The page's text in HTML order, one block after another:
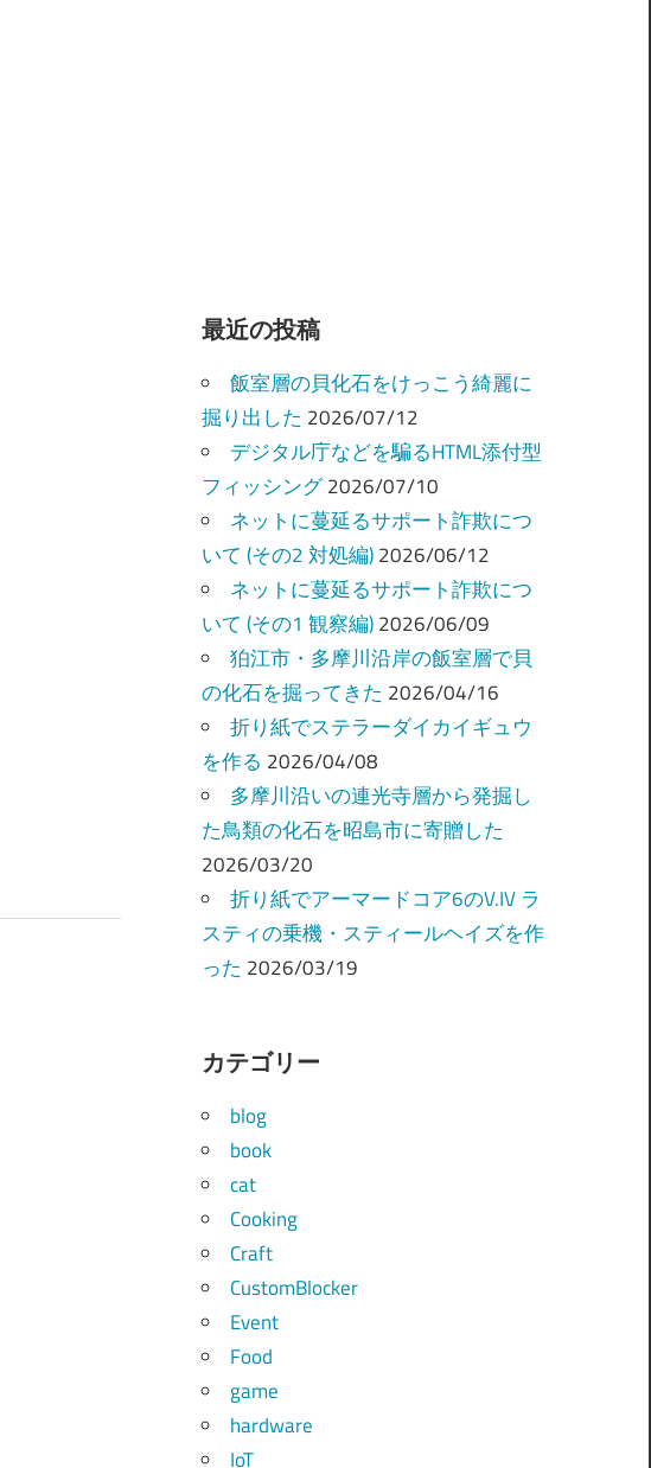
最近の投稿
飯室層の貝化石をけっこう綺麗に
掘り出した 2026/07/12
デジタル庁などを騙るHTML添付型
フィッシング 2026/07/10
ネットに蔓延るサポート詐欺につ
いて (その2 対処編) 2026/06/12
ネットに蔓延るサポート詐欺につ
いて (その1 観察編) 2026/06/09
狛江市・多摩川沿岸の飯室層で貝
の化石を掘ってきた 2026/04/16
折り紙でステラーダイカイギュウ
を作る 2026/04/08
多摩川沿いの連光寺層から発掘し
た鳥類の化石を昭島市に寄贈した
2026/03/20
折り紙でアーマードコア6のV.IV ラ
スティの乗機・スティールヘイズを作
った 2026/03/19
カテゴリー
blog
book
cat
Cooking
Craft
CustomBlocker
Event
Food
game
hardware
IoT